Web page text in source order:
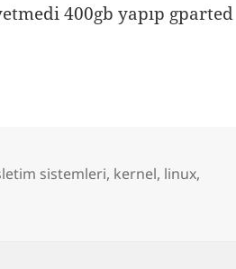
400gb yapıp gparted
sistemleri, kernel, linux,
problemi ve çözümü